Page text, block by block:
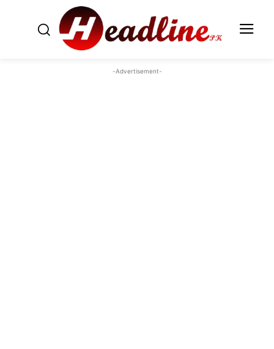
-Advertisement-